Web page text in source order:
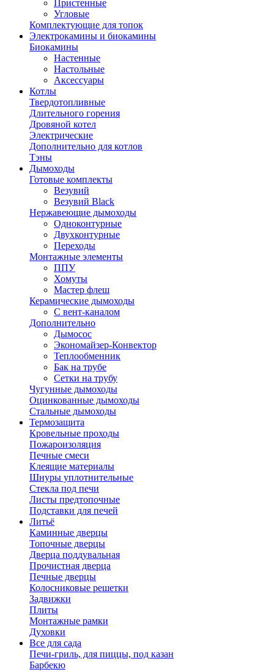
Пристенные
Угловые
Комплектующие для топок
Электрокамины и биокамины
Биокамины
Настенные
Настольные
Аксессуары
Котлы
Твердотопливные
Длительного горения
Дровяной котел
Электрические
Дополнительно для котлов
Тэны
Дымоходы
Готовые комплекты
Везувий
Везувий Black
Нержавеющие дымоходы
Одноконтурные
Двухконтурные
Переходы
Монтажные элементы
ППУ
Хомуты
Мастер флеш
Керамические дымоходы
С вент-каналом
Дополнительно
Дымосос
Экономайзер-Конвектор
Теплообменник
Бак на трубе
Сетки на трубу
Чугунные дымоходы
Оцинкованные дымоходы
Стальные дымоходы
Термозащита
Кровельные проходы
Пожароизоляция
Печные смеси
Клеящие материалы
Шнуры уплотнительные
Стекла под печи
Листы предтопочные
Подставки для печей
Литьё
Каминные дверцы
Топочные дверцы
Дверца поддувальная
Прочистная дверца
Печные дверцы
Колосниковые решетки
Задвижки
Плиты
Монтажные рамки
Духовки
Все для сада
Печи-гриль, для пиццы, под казан
Барбекю